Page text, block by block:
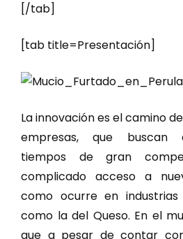
[/tab]
[tab title=Presentación]
La innovación es el camino
empresas, que buscan
tiempos de gran
complicado acceso a
como ocurre en
como la del Queso. En el
que a pesar de contar